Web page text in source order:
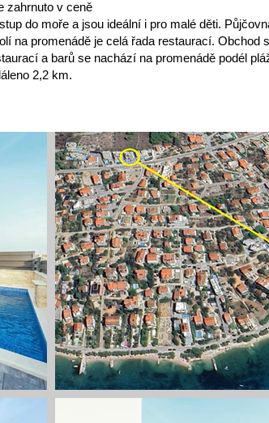
zahrnuto v ceně
do moře a jsou ideální i pro malé děti.
na promenádě je celá řada restaurací. Obchod
a barů se nachází na promenádě podél
2,2 km.